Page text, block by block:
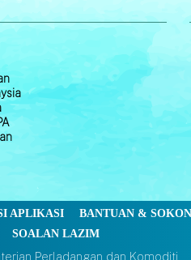
APLIKASI
BANTUAN &
SOALAN LAZIM
Perladangan dan Komoditi